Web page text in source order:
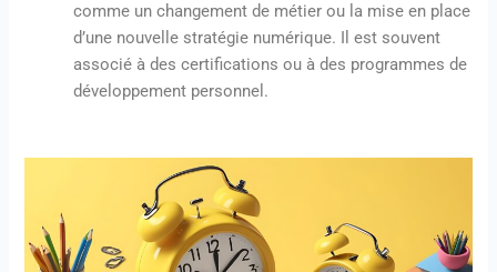
comme un changement de métier ou la mise en place
d’une nouvelle stratégie numérique. Il est souvent
associé à des certifications ou à des programmes de
développement personnel.